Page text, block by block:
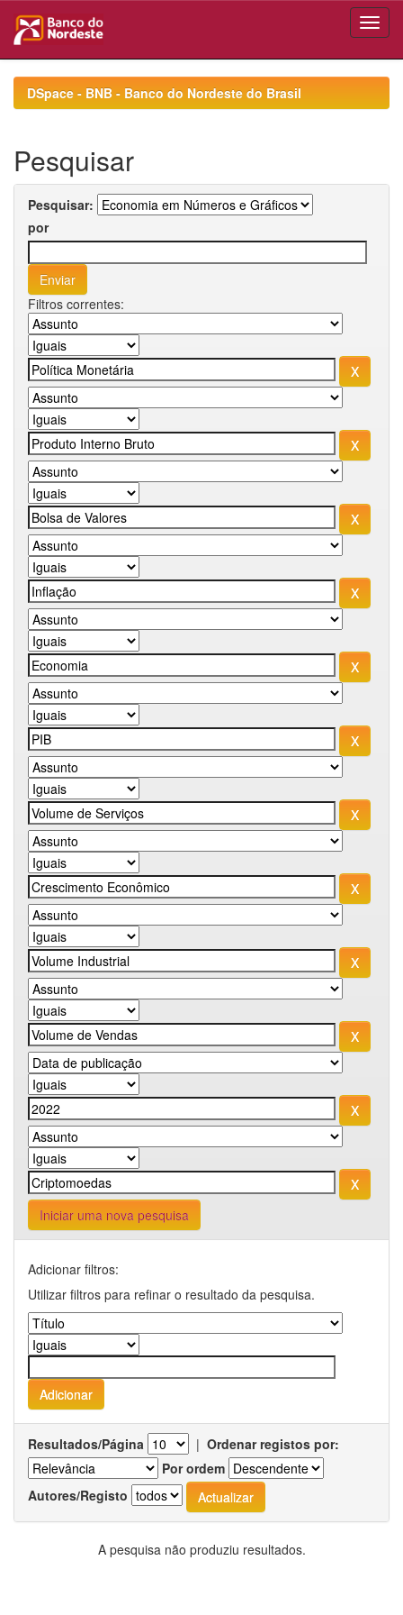
navigationDSpace - BNB - Banco do Nordeste do Brasil
Pesquisar
Pesquisar:
por
Filtros correntes:
Iniciar uma nova pesquisa
Adicionar filtros:
Utilizar filtros para refinar o resultado da pesquisa.
Resultados/Página | Ordenar registos por:
Por ordem
Autores/Registo
A pesquisa não produziu resultados.